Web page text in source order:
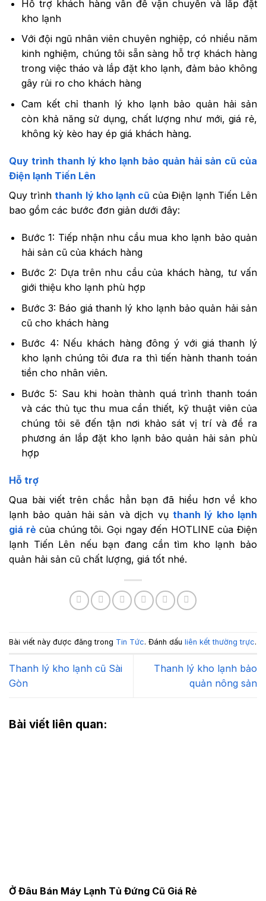
Hỗ trợ khách hàng vấn đề vận chuyển và lắp đặt
kho lạnh
Với đội ngũ nhân viên chuyên nghiệp, có nhiều năm
kinh nghiệm, chúng tôi sẵn sàng hỗ trợ khách hàng
trong việc tháo và lắp đặt kho lạnh, đảm bảo không
gây rủi ro cho khách hàng
Cam kết chỉ thanh lý kho lạnh bảo quản hải sản
còn khả năng sử dụng, chất lượng như mới, giá rẻ,
không kỳ kèo hay ép giá khách hàng.
Quy trình thanh lý kho lạnh bảo quản hải sản cũ của
Điện lạnh Tiến Lên
Quy trìnhthanh lý kho lạnh cũ của Điện lạnh Tiến Lên
bao gồm các bước đơn giản dưới đây:
Bước 1: Tiếp nhận nhu cầu mua kho lạnh bảo quản
hải sản cũ của khách hàng
Bước 2: Dựa trên nhu cầu của khách hàng, tư vấn
giới thiệu kho lạnh phù hợp
Bước 3: Báo giá thanh lý kho lạnh bảo quản hải sản
cũ cho khách hàng
Bước 4: Nếu khách hàng đông ý với giá thanh lý
kho lạnh chúng tôi đưa ra thì tiến hành thanh toán
tiền cho nhân viên.
Bước 5: Sau khi hoàn thành quá trình thanh toán
và các thủ tục thu mua cần thiết, kỹ thuật viên của
chúng tôi sẽ đến tận nơi khảo sát vị trí và đề ra
phương án lắp đặt kho lạnh bảo quản hải sản phù
hợp
Hỗ trợ
Qua bài viết trên chắc hẳn bạn đã hiểu hơn về kho
lạnh bảo quản hải sản và dịch vụ thanh lý kho lạnh
giá rẻ của chúng tôi. Gọi ngay đến HOTLINE của Điện
lạnh Tiến Lên nếu bạn đang cần tìm kho lạnh bảo
quản hải sản cũ chất lượng, giá tốt nhé.
Bài viết này được đăng trong Tin Tức. Đánh dấu liên kết thường trực.
Thanh lý kho lạnh cũ Sài
Gòn
Thanh lý kho lạnh bảo
quản nông sản
Bài viết liên quan:
Ở Đâu Bán Máy Lạnh Tủ Đứng Cũ Giá Rẻ